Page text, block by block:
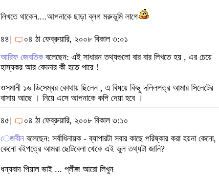
লিখতে থাকেন....আপনাকে ছাড়া ব্লগ মরুভূমি লাগে
৪৪|
০৪ ঠা ফেব্রুয়ারি, ২০০৮ বিকাল ৩:০১
আরিফ জেবতিকবলেছেন: এই সাধারন তথ্যগুলো বার বার লিখতে হয় , এর চেয়ে
হাস্যকর আর বেদনার কী হতে পারে !
ওসমানী ১৬ ডিসেম্বর কোথায় ছিলেন , এ বিষয়ে কিছু দলিলপত্র আমার সিলেটের
বাসায় আছে । নিয়ে এসে আপনাকে কপি দেয়া হবে ।
৪৫|
০৪ ঠা ফেব্রুয়ারি, ২০০৮ বিকাল ৩:১০
েজবীন বলেছেন: সর্বাধিনায়ক - ব্যাপারটা সবার কাছে পরিষ্কার করা হয়না কেনো,
কেনো বইপত্রে আমরা ছোটবেলা থেকে এই ভুল তথ্যটা জানি?
ধন্যবাদ পিয়াল ভাই ... প্লীজ আরো লিখুন